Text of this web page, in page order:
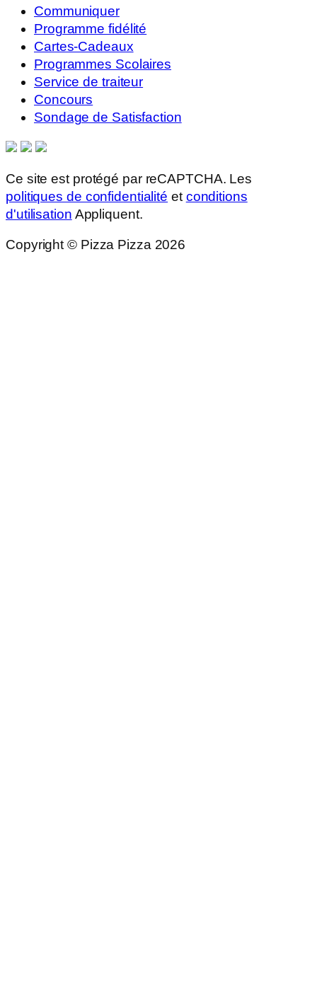
Communiquer
Programme fidélité
Cartes-Cadeaux
Programmes Scolaires
Service de traiteur
Concours
Sondage de Satisfaction
Ce site est protégé par reCAPTCHA. Les
politiques de confidentialité et conditions
d'utilisation Appliquent.
Copyright © Pizza Pizza 2026